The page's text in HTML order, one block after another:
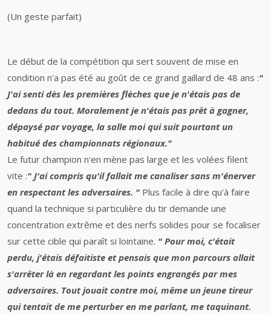
(Un geste parfait)
Le début de la compétition qui sert souvent de mise en
condition n'a pas été au goût de ce grand gaillard de 48 ans :"
J'ai senti dès les premières flèches que je n'étais pas de
dedans du tout. Moralement je n'étais pas prêt à gagner,
dépaysé par voyage, la salle moi qui suit pourtant un
habitué des championnats régionaux."
Le futur champion n'en mène pas large et les volées filent
vite :" J'ai compris qu'il fallait me canaliser sans m'énerver
en respectant les adversaires. " Plus facile à dire qu'à faire
quand la technique si particulière du tir demande une
concentration extrême et des nerfs solides pour se focaliser
sur cette cible qui paraît si lointaine. " Pour moi, c'était
perdu, j'étais défaitiste et pensais que mon parcours allait
s'arrêter là en regardant les points engrangés par mes
adversaires. Tout jouait contre moi, même un jeune tireur
qui tentait de me perturber en me parlant, me taquinant.